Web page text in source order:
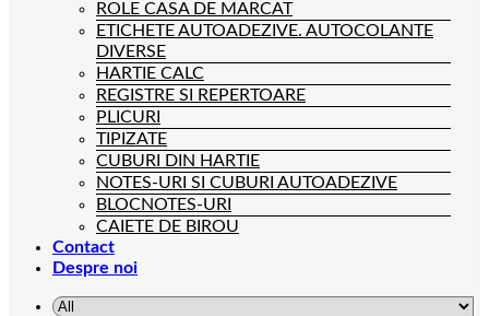
ROLE CASA DE MARCAT
ETICHETE AUTOADEZIVE. AUTOCOLANTE
DIVERSE
HARTIE CALC
REGISTRE SI REPERTOARE
PLICURI
TIPIZATE
CUBURI DIN HARTIE
NOTES-URI SI CUBURI AUTOADEZIVE
BLOCNOTES-URI
CAIETE DE BIROU
Contact
Despre noi